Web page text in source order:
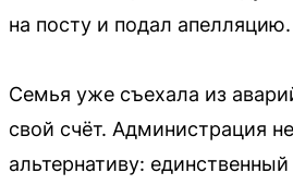
на посту и подал апелляцию.
Семья уже съехала из
свой счёт. Администрация
альтернативу: